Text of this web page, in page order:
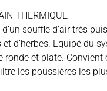
THERMIQUE
souffle d’air très
d’herbes. Equipé du
ronde et plate.
les poussières les